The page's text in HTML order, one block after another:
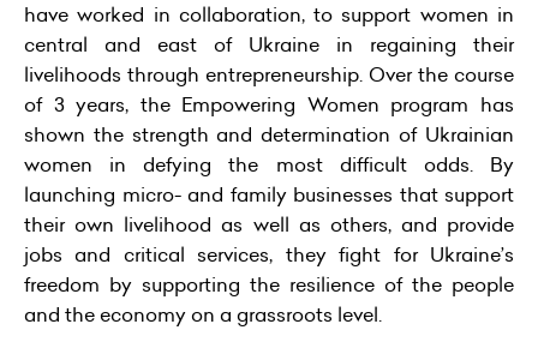
have worked in collaboration, to support women in
central and east of Ukraine in regaining their
livelihoods through entrepreneurship. Over the course
of 3 years, the Empowering Women program has
shown the strength and determination of Ukrainian
women in defying the most difficult odds. By
launching micro- and family businesses that support
their own livelihood as well as others, and provide
jobs and critical services, they fight for Ukraine’s
freedom by supporting the resilience of the people
and the economy on a grassroots level.